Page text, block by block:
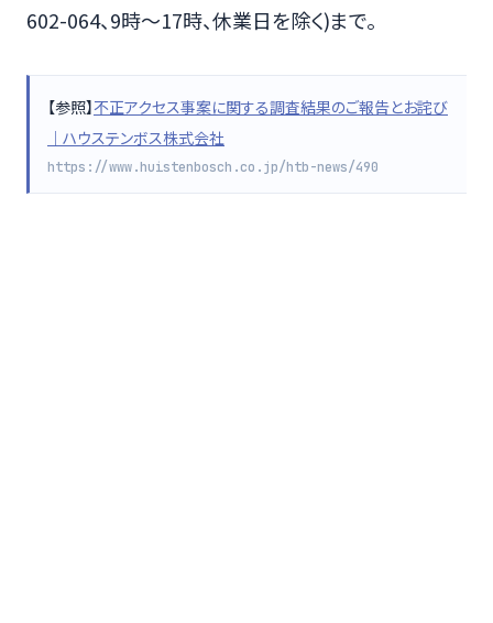
602-064、9時～17時、休業日を除く)まで。
【参照】不正アクセス事案に関する調査結果のご報告とお詫び
｜ハウステンボス株式会社
https://www.huistenbosch.co.jp/htb-news/490